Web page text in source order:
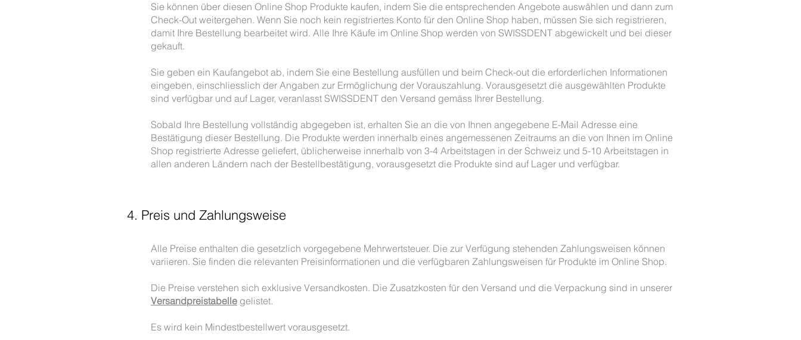
Sie können über diesen Online Shop Produkte kaufen, indem Sie die entsprechenden Angebote auswählen und dann zum
Check-Out weitergehen. Wenn Sie noch kein registriertes Konto für den Online Shop haben, müssen Sie sich registrieren,
damit Ihre Bestellung bearbeitet wird. Alle Ihre Käufe im Online Shop werden von SWISSDENT abgewickelt und bei dieser
gekauft.
Sie geben ein Kaufangebot ab, indem Sie eine Bestellung ausfüllen und beim Check-out die erforderlichen Informationen
eingeben, einschliesslich der Angaben zur Ermöglichung der Vorauszahlung. Vorausgesetzt die ausgewählten Produkte
sind verfügbar und auf Lager, veranlasst SWISSDENT den Versand gemäss Ihrer Bestellung.
Sobald Ihre Bestellung vollständig abgegeben ist, erhalten Sie an die von Ihnen angegebene E-Mail Adresse eine
Bestätigung dieser Bestellung. Die Produkte werden innerhalb eines angemessenen Zeitraums an die von Ihnen im Online
Shop registrierte Adresse geliefert, üblicherweise innerhalb von 3-4 Arbeitstagen in der Schweiz und 5-10 Arbeitstagen in
allen anderen Ländern nach der Bestellbestätigung, vorausgesetzt die Produkte sind auf Lager und verfügbar.
4. Preis und Zahlungsweise
Alle Preise enthalten die gesetzlich vorgegebene Mehrwertsteuer. Die zur Verfügung stehenden Zahlungsweisen können
variieren. Sie finden die relevanten Preisinformationen und die verfügbaren Zahlungsweisen für Produkte im Online Shop.
Die Preise verstehen sich exklusive Versandkosten. Die Zusatzkosten für den Versand und die Verpackung sind in unserer
Versandpreistabelle gelistet.
Es wird kein Mindestbestellwert vorausgesetzt.